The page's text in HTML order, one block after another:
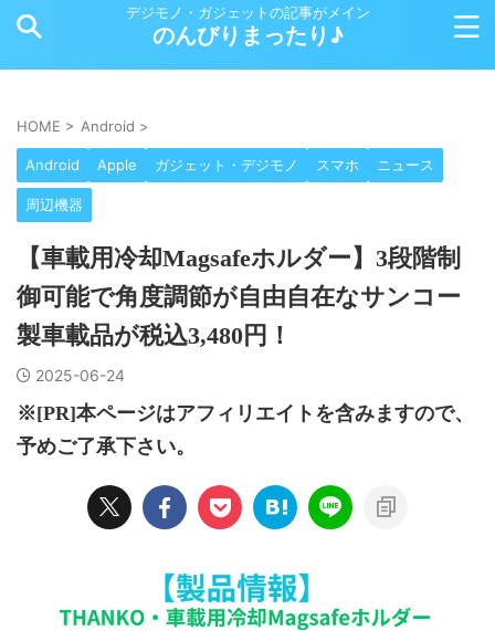
デジモノ・ガジェットの記事がメイン
のんびりまったり♪
HOME > Android >
Android Apple ガジェット・デジモノ スマホ ニュース
周辺機器
【車載用冷却Magsafeホルダー】3段階制
御可能で角度調節が自由自在なサンコー
製車載品が税込3,480円！
2025-06-24
※[PR]本ページはアフィリエイトを含みますので、
予めご了承下さい。